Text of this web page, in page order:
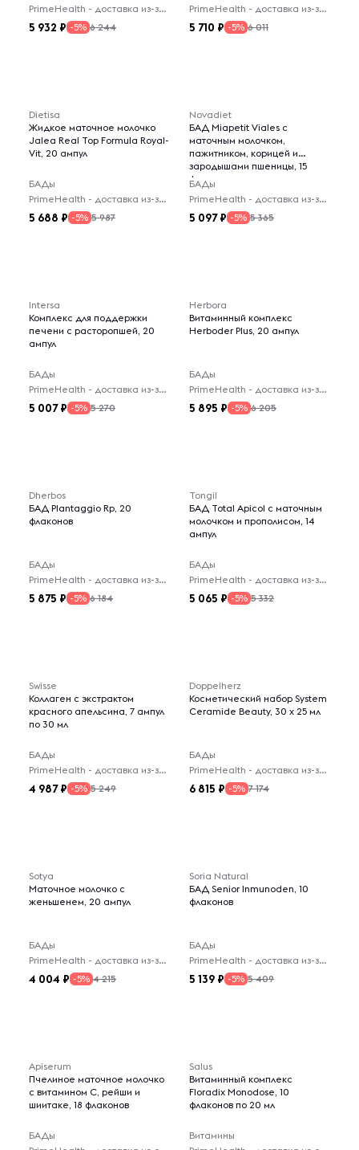
PrimeHealth - доставка из-за рубежа
5 932 -5% 6 244
PrimeHealth - доставка из-за рубежа
5 710 -5% 6 011
Dietisa
Жидкое маточное молочко
Jalea Real Top Formula Royal-
Vit, 20 ампул
БАДы
PrimeHealth - доставка из-за рубежа
5 688 -5% 5 987
Novadiet
БАД Miapetit Viales с
маточным молочком,
пажитником, корицей и
зародышами пшеницы, 15
флаконов
БАДы
PrimeHealth - доставка из-за рубежа
5 097 -5% 5 365
Intersa
Комплекс для поддержки
печени с расторопшей, 20
ампул
БАДы
PrimeHealth - доставка из-за рубежа
5 007 -5% 5 270
Herbora
Витаминный комплекс
Herboder Plus, 20 ампул
БАДы
PrimeHealth - доставка из-за рубежа
5 895 -5% 6 205
Dherbos
БАД Plantaggio Rp, 20
флаконов
БАДы
PrimeHealth - доставка из-за рубежа
5 875 -5% 6 184
Tongil
БАД Total Apicol с маточным
молочком и прополисом, 14
ампул
БАДы
PrimeHealth - доставка из-за рубежа
5 065 -5% 5 332
Swisse
Коллаген с экстрактом
красного апельсина, 7 ампул
по 30 мл
БАДы
PrimeHealth - доставка из-за рубежа
4 987 -5% 5 249
Doppelherz
Косметический набор System
Ceramide Beauty, 30 х 25 мл
БАДы
PrimeHealth - доставка из-за рубежа
6 815 -5% 7 174
Sotya
Маточное молочко с
женьшенем, 20 ампул
БАДы
PrimeHealth - доставка из-за рубежа
4 004 -5% 4 215
Soria Natural
БАД Senior Inmunoden, 10
флаконов
БАДы
PrimeHealth - доставка из-за рубежа
5 139 -5% 5 409
Apiserum
Пчелиное маточное молочко
с витамином С, рейши и
шиитаке, 18 флаконов
БАДы
Salus
Витаминный комплекс
Floradix Monodose, 10
флаконов по 20 мл
Витамины